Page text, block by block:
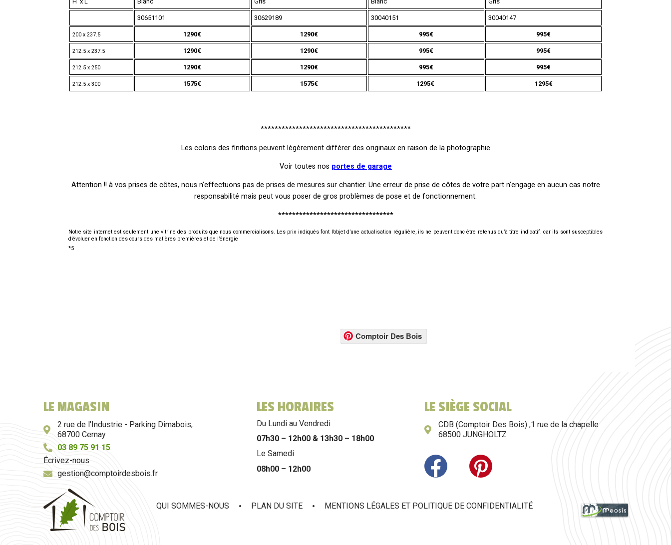
30651101 30629189 30040151 30040147
200 x 237.5 1290€ 1290€ 995€ 995€
212.5 x 237.5 1290€ 1290€ 995€ 995€
212.5 x 250 1290€ 1290€ 995€ 995€
212.5 x 300 1575€ 1575€ 1295€ 1295€
*******************************************
Les coloris des finitions peuvent légèrement différer des originaux en raison de la photographie
Voir toutes nos portes de garage
Attention !! à vos prises de côtes, nous n’effectuons pas de prises de mesures sur chantier. Une erreur de prise de côtes de votre part n’engage en aucun cas notre
responsabilité mais peut vous poser de gros problèmes de pose et de fonctionnement.
*********************************
Notre site internet est seulement une vitrine des produits que nous commercialisons. Les prix indiqués font l’objet d’une actualisation régulière, ils ne peuvent donc être retenus qu’à titre indicatif. car ils sont susceptibles
d’évoluer en fonction des cours des matières premières et de l’énergie
*5
Comptoir Des Bois
LE MAGASIN
2 rue de l'Industrie - Parking Dimabois,
68700 Cernay
03 89 75 91 15
Écrivez-nous
gestion@comptoirdesbois.fr
LES HORAIRES
Du Lundi au Vendredi
07h30 – 12h00 & 13h30 – 18h00
Le Samedi
08h00 – 12h00
LE SIÈGE SOCIAL
CDB (Comptoir Des Bois) ,1 rue de la chapelle
68500 JUNGHOLTZ
QUI SOMMES-NOUS PLAN DU SITE MENTIONS LÉGALES ET POLITIQUE DE CONFIDENTIALITÉ